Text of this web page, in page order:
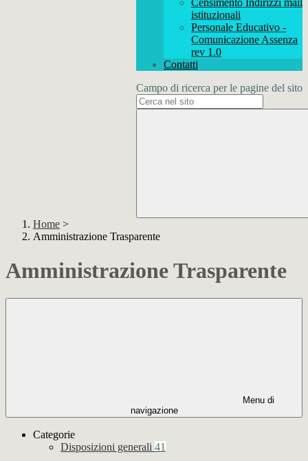
Censimento Indirizzi mail
istituzionali
Personale Educativo -
Comunicazione Assenza
rev 1.0
Contatti
Campo di ricerca per le pagine del sito
Home >
Amministrazione Trasparente
Amministrazione Trasparente
Menu di
navigazione
Categorie
Disposizioni generali 41